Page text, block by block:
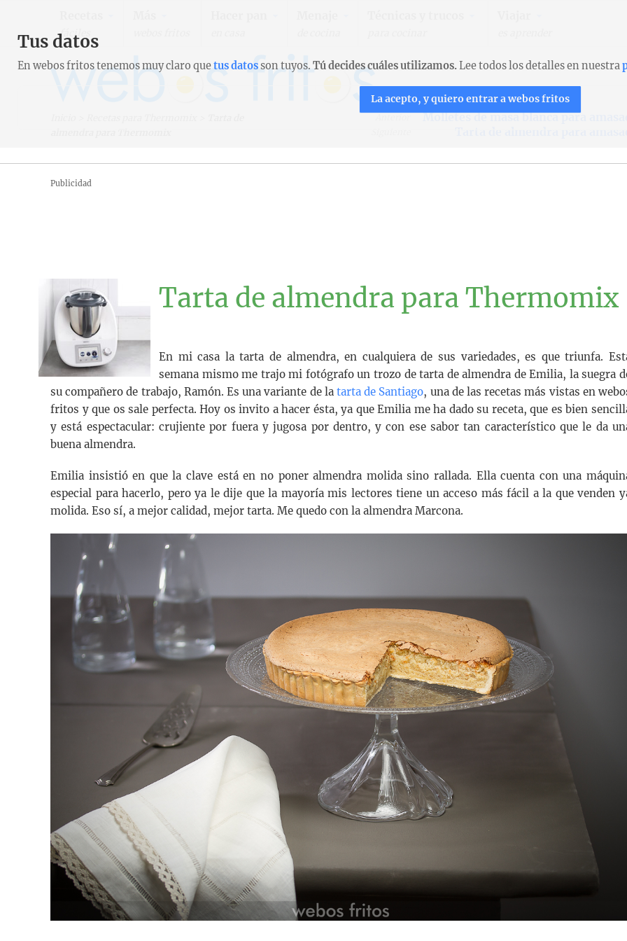
fáciles
Molletes de masa blanca para
Publicidad
Tarta de almendra para Thermomix
En mi casa la tarta de almendra, en cualquiera de sus variedades, es que triunfa.
semana mismo me trajo mi fotógrafo un trozo de tarta de almendra de Emilia, la suegra
su compañero de trabajo, Ramón. Es una variante de la tarta de Santiago, una de las recetas más vistas en
fritos y que os sale perfecta. Hoy os invito a hacer ésta, ya que Emilia me ha dado su receta, que es bien
y está espectacular: crujiente por fuera y jugosa por dentro, y con ese sabor tan característico que le da
buena almendra.
Emilia insistió en que la clave está en no poner almendra molida sino rallada. Ella cuenta con una
especial para hacerlo, pero ya le dije que la mayoría mis lectores tiene un acceso más fácil a la que venden
molida. Eso sí, a mejor calidad, mejor tarta. Me quedo con la almendra Marcona.
Tus datos
En webos fritos tenemos muy claro quetus datosson tuyos. Tú decides cuáles utilizamos.Lee todos los detalles en nuestra
La acepto, y quiero entrar a webos fritos